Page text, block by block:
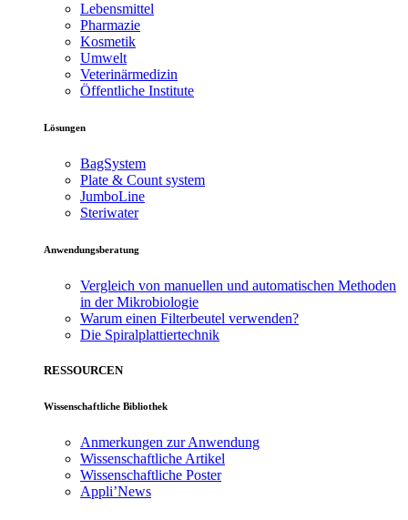
Lebensmittel
Pharmazie
Kosmetik
Umwelt
Veterinärmedizin
Öffentliche Institute
Lösungen
BagSystem
Plate & Count system
JumboLine
Steriwater
Anwendungsberatung
Vergleich von manuellen und automatischen Methoden
in der Mikrobiologie
Warum einen Filterbeutel verwenden?
Die Spiralplattier­technik
RESSOURCEN
Wissenschaftliche Bibliothek
Anmerkungen zur Anwendung
Wissenschaftliche Artikel
Wissenschaftliche Poster
Appli’News